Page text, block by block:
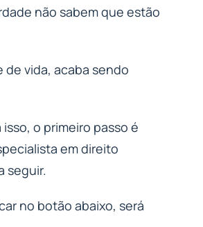
não sabem que estão
de vida, acaba sendo
o primeiro passo é
em direito
seguir.
no botão abaixo, será